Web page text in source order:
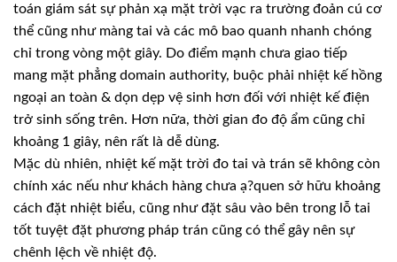
toán giám sát sự phản xạ mặt trời vạc ra trường đoản cú cơ
thể cũng như màng tai và các mô bao quanh nhanh chóng
chỉ trong vòng một giây. Do điểm mạnh chưa giao tiếp
mang mặt phẳng domain authority, buộc phải nhiệt kế hồng
ngoại an toàn & dọn dẹp vệ sinh hơn đối với nhiệt kế điện
trở sinh sống trên. Hơn nữa, thời gian đo độ ẩm cũng chỉ
khoảng 1 giây, nên rất là dễ dùng.
Mặc dù nhiên, nhiệt kế mặt trời đo tai và trán sẽ không còn
chính xác nếu như khách hàng chưa ạ?quen sở hữu khoảng
cách đặt nhiệt biểu, cũng như đặt sâu vào bên trong lỗ tai
tốt tuyệt đặt phương pháp trán cũng có thể gây nên sự
chênh lệch về nhiệt độ.